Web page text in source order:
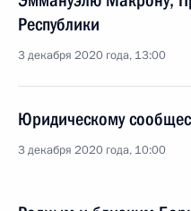
Республики
3 декабря 2020 года, 13:00
Юридическому
3 декабря 2020 года, 10:00